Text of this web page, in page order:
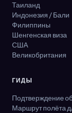
Таиланд
Индонезия / Бали
Филиппины
Шенгенская виза
США
Великобритания
ГИДЫ
Подтверждение
Маршрут полёта